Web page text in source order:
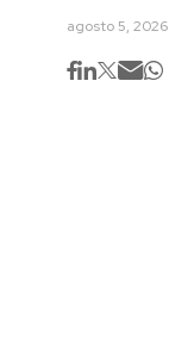
agosto 5, 2026